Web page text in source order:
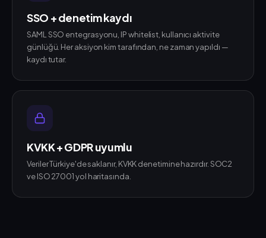
SSO + denetim kaydı
SAML SSO entegrasyonu, IP whitelist, kullanıcı aktivite
günlüğü. Her aksiyon kim tarafından, ne zaman yapıldı —
kaydı tutar.
KVKK + GDPR uyumlu
Veriler Türkiye'de saklanır, KVKK denetimine hazırdır. SOC2
ve ISO 27001 yol haritasında.